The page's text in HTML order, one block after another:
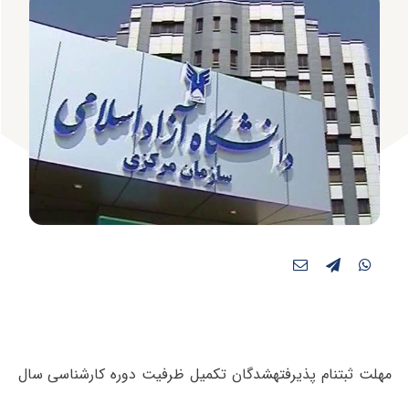
مهلت ثبت‎نام پذیرفته‎شدگان تکمیل ظرفیت دوره کارشناسی سال